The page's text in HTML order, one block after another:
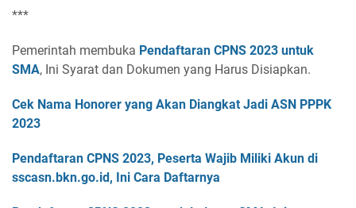
***
Pemerintah membuka Pendaftaran CPNS 2023 untuk
SMA, Ini Syarat dan Dokumen yang Harus Disiapkan.
Cek Nama Honorer yang Akan Diangkat Jadi ASN PPPK
2023
Pendaftaran CPNS 2023, Peserta Wajib Miliki Akun di
sscasn.bkn.go.id, Ini Cara Daftarnya